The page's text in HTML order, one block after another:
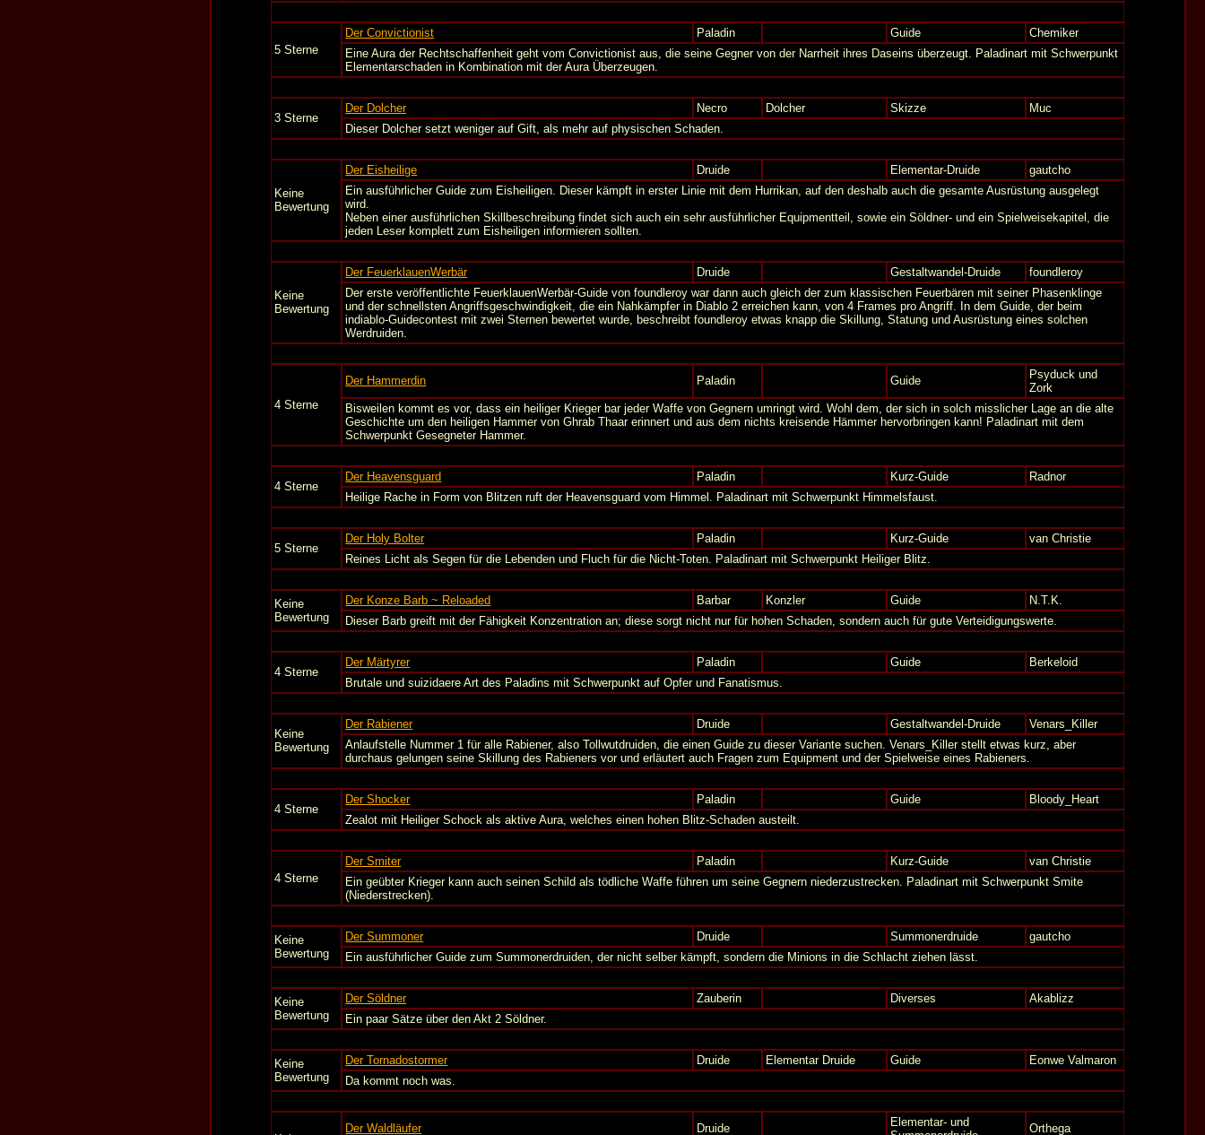
5 Sterne
Der Convictionist Paladin Guide
Chemiker
Eine Aura der Rechtschaffenheit geht vom Convictionist aus, die seine Gegner von der Narrheit ihres Daseins überzeugt. Paladinart mit Schwerpunkt
Elementarschaden in Kombination mit der Aura Überzeugen.
3 Sterne
Der Dolcher Necro Dolcher Skizze
Muc
Dieser Dolcher setzt weniger auf Gift, als mehr auf physischen Schaden.
Keine
Bewertung
Der Eisheilige Druide Elementar-Druide
gautcho
Ein ausführlicher Guide zum Eisheiligen. Dieser kämpft in erster Linie mit dem Hurrikan, auf den deshalb auch die gesamte Ausrüstung ausgelegt
wird.
Neben einer ausführlichen Skillbeschreibung findet sich auch ein sehr ausführlicher Equipmentteil, sowie ein Söldner- und ein Spielweisekapitel, die
jeden Leser komplett zum Eisheiligen informieren sollten.
Keine
Bewertung
Der FeuerklauenWerbär Druide Gestaltwandel-Druide
foundleroy
Der erste veröffentlichte FeuerklauenWerbär-Guide von foundleroy war dann auch gleich der zum klassischen Feuerbären mit seiner Phasenklinge
und der schnellsten Angriffsgeschwindigkeit, die ein Nahkämpfer in Diablo 2 erreichen kann, von 4 Frames pro Angriff. In dem Guide, der beim
indiablo-Guidecontest mit zwei Sternen bewertet wurde, beschreibt foundleroy etwas knapp die Skillung, Statung und Ausrüstung eines solchen
Werdruiden.
4 Sterne
Der Hammerdin Paladin Guide
Psyduck und
Zork
Bisweilen kommt es vor, dass ein heiliger Krieger bar jeder Waffe von Gegnern umringt wird. Wohl dem, der sich in solch misslicher Lage an die alte
Geschichte um den heiligen Hammer von Ghrab Thaar erinnert und aus dem nichts kreisende Hämmer hervorbringen kann! Paladinart mit dem
Schwerpunkt Gesegneter Hammer.
4 Sterne
Der Heavensguard Paladin Kurz-Guide
Radnor
Heilige Rache in Form von Blitzen ruft der Heavensguard vom Himmel. Paladinart mit Schwerpunkt Himmelsfaust.
5 Sterne
Der Holy Bolter Paladin Kurz-Guide
van Christie
Reines Licht als Segen für die Lebenden und Fluch für die Nicht-Toten. Paladinart mit Schwerpunkt Heiliger Blitz.
Keine
Bewertung
Der Konze Barb ~ Reloaded Barbar Konzler Guide
N.T.K.
Dieser Barb greift mit der Fähigkeit Konzentration an; diese sorgt nicht nur für hohen Schaden, sondern auch für gute Verteidigungswerte.
4 Sterne
Der Märtyrer Paladin Guide
Berkeloid
Brutale und suizidaere Art des Paladins mit Schwerpunkt auf Opfer und Fanatismus.
Keine
Bewertung
Der Rabiener Druide Gestaltwandel-Druide
Venars_Killer
Anlaufstelle Nummer 1 für alle Rabiener, also Tollwutdruiden, die einen Guide zu dieser Variante suchen. Venars_Killer stellt etwas kurz, aber
durchaus gelungen seine Skillung des Rabieners vor und erläutert auch Fragen zum Equipment und der Spielweise eines Rabieners.
4 Sterne
Der Shocker Paladin Guide
Bloody_Heart
Zealot mit Heiliger Schock als aktive Aura, welches einen hohen Blitz-Schaden austeilt.
4 Sterne
Der Smiter Paladin Kurz-Guide
van Christie
Ein geübter Krieger kann auch seinen Schild als tödliche Waffe führen um seine Gegnern niederzustrecken. Paladinart mit Schwerpunkt Smite
(Niederstrecken).
Keine
Bewertung
Der Summoner Druide Summonerdruide
gautcho
Ein ausführlicher Guide zum Summonerdruiden, der nicht selber kämpft, sondern die Minions in die Schlacht ziehen lässt.
Keine
Bewertung
Der Söldner Zauberin Diverses
Akablizz
Ein paar Sätze über den Akt 2 Söldner.
Keine
Bewertung
Der Tornadostormer Druide Elementar Druide Guide
Eonwe Valmaron
Da kommt noch was.
Der Waldläufer Druide
Elementar- und
Orthega